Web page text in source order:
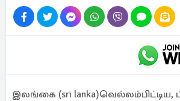
இலங்கை (sri lanka)வெல்லம்பிட்டிய,